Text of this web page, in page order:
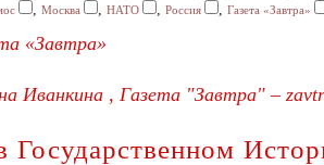
, Москва , НАТО , Россия , Газета «Завтра»
«Завтра»
Иванкина , Газета "Завтра" –
Государственном